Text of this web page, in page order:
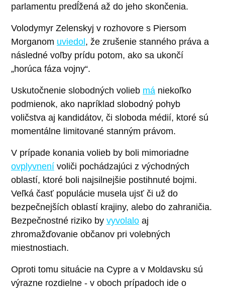
parlamentu predĺžená až do jeho skončenia.
Volodymyr Zelenskyj v rozhovore s Piersom
Morganom uviedol, že zrušenie stanného práva a
následné voľby prídu potom, ako sa ukončí
„horúca fáza vojny“.
Uskutočnenie slobodných volieb má niekoľko
podmienok, ako napríklad slobodný pohyb
voličstva aj kandidátov, či sloboda médií, ktoré sú
momentálne limitované stanným právom.
V prípade konania volieb by boli mimoriadne
ovplyvnení voliči pochádzajúci z východných
oblastí, ktoré boli najsilnejšie postihnuté bojmi.
Veľká časť populácie musela ujsť či už do
bezpečnejších oblastí krajiny, alebo do zahraničia.
Bezpečnostné riziko by vyvolalo aj
zhromažďovanie občanov pri volebných
miestnostiach.
Oproti tomu situácie na Cypre a v Moldavsku sú
výrazne rozdielne - v oboch prípadoch ide o